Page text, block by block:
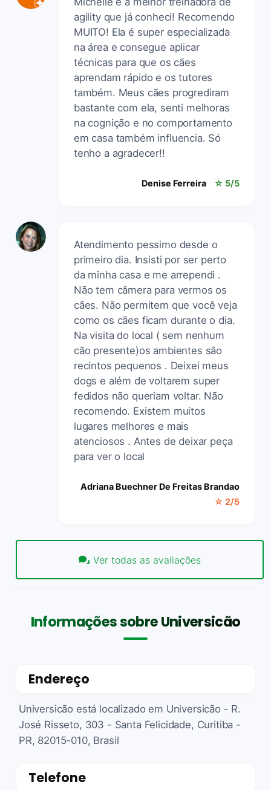
agility que já conheci! Recomendo
MUITO! Ela é super especializada
na área e consegue aplicar
técnicas para que os cães
aprendam rápido e os tutores
também. Meus cães progrediram
bastante com ela, senti melhoras
na cognição e no comportamento
em casa também influencia. Só
tenho a agradecer!!
Denise Ferreira ☆ 5/5
Atendimento pessimo desde o
primeiro dia. Insisti por ser perto
da minha casa e me arrependi .
Não tem câmera para vermos os
cães. Não permitem que você veja
como os cães ficam durante o dia.
Na visita do local ( sem nenhum
cão presente)os ambientes são
recintos pequenos . Deixei meus
dogs e além de voltarem super
fedidos não queriam voltar. Não
recomendo. Existem muitos
lugares melhores e mais
atenciosos . Antes de deixar peça
para ver o local
Adriana Buechner De Freitas Brandao
☆ 2/5
Ver todas as avaliações
Informações sobre Universicão
Endereço
Universicão está localizado em Universicão - R.
José Risseto, 303 - Santa Felicidade, Curitiba -
PR, 82015-010, Brasil
Telefone